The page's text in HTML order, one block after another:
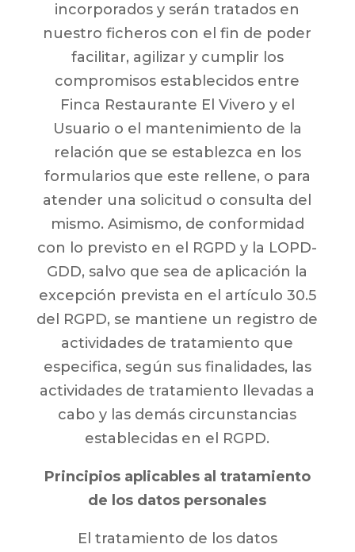
incorporados y serán tratados en
nuestro ficheros con el fin de poder
facilitar, agilizar y cumplir los
compromisos establecidos entre
Finca Restaurante El Vivero y el
Usuario o el mantenimiento de la
relación que se establezca en los
formularios que este rellene, o para
atender una solicitud o consulta del
mismo. Asimismo, de conformidad
con lo previsto en el RGPD y la LOPD-
GDD, salvo que sea de aplicación la
excepción prevista en el artículo 30.5
del RGPD, se mantiene un registro de
actividades de tratamiento que
especifica, según sus finalidades, las
actividades de tratamiento llevadas a
cabo y las demás circunstancias
establecidas en el RGPD.
Principios aplicables al tratamiento
de los datos personales
El tratamiento de los datos